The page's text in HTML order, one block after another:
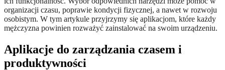
organizacji czasu, poprawie kondycji fizycznej, a nawet w rozwoju
osobistym. W tym artykule przyjrzymy się aplikacjom, które każdy
mężczyzna powinien rozważyć zainstalować na swoim urządzeniu.
Aplikacje do zarządzania czasem i
produktywności